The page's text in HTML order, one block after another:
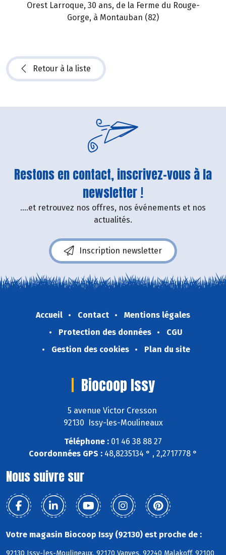
Orest Larroque, 30 ans, de la Ferme du Rouge-
Gorge, à Montauban (82)
Retour à la liste
Restons en contact, inscrivez-vous à la
newsletter !
....et retrouvez nos offres, nos événements et nos
actualités.
Inscription newsletter
Accueil Contact
Mentions légales
Protection des données
CGU
Gestion des cookies
Plan du site
Biocoop Issy
5 avenue Victor Cresson
92130 Issy-les-Moulineaux
Téléphone : 01 46 38 88 27
Coordonnées GPS : 48,8235134 ° , 2,2717778 °
Nous suivre sur
Votre magasin Biocoop Issy (92130) est proche de :
92130 Issy-les-Moulineaux, 92170 Vanves, 92240 Malakoff, 92100